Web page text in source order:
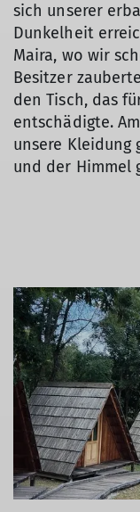
sich unserer
Dunkelheit
Maira, wo wir
Besitzer
den Tisch, das
entschädigte.
unsere Kleidung
und der Himmel